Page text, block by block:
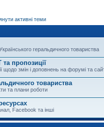
активні теми
геральдичного товариства
пропозиції
щодо змін і доповнень на форумі та
товариства
та плани роботи
Facebook та інші